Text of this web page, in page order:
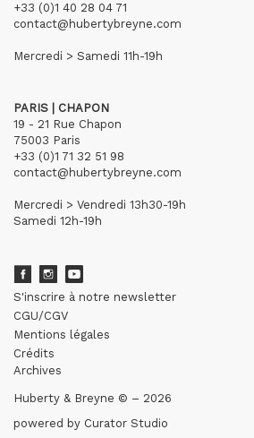
+33 (0)1 40 28 04 71
contact@hubertybreyne.com
Mercredi > Samedi 11h-19h
PARIS | CHAPON
19 - 21 Rue Chapon
75003 Paris
+33 (0)1 71 32 51 98
contact@hubertybreyne.com
Mercredi > Vendredi 13h30-19h
Samedi 12h-19h
S'inscrire à notre newsletter
CGU/CGV
Mentions légales
Crédits
Archives
Huberty & Breyne © – 2026
powered by Curator Studio